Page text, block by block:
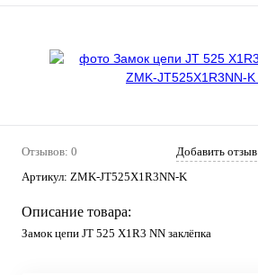
Отзывов: 0
Добавить отзыв
Артикул: ZMK-JT525X1R3NN-K
Описание товара:
Замок цепи JT 525 X1R3 NN заклёпка